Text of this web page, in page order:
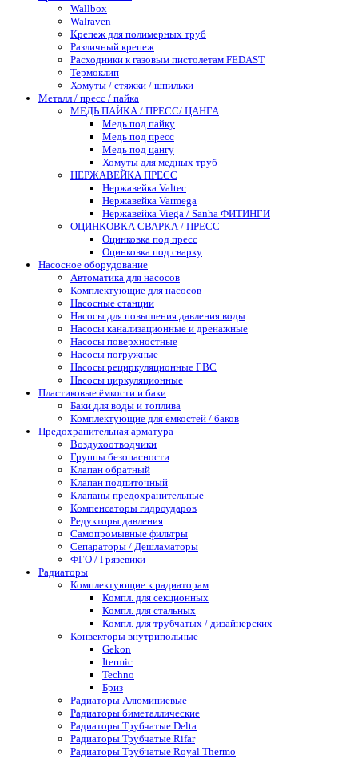
Wallbox
Walraven
Крепеж для полимерных труб
Различный крепеж
Расходники к газовым пистолетам FEDAST
Термоклип
Хомуты / стяжки / шпильки
Металл / пресс / пайка
МЕДЬ ПАЙКА / ПРЕСС/ ЦАНГА
Медь под пайку
Медь под пресс
Медь под цангу
Хомуты для медных труб
НЕРЖАВЕЙКА ПРЕСС
Нержавейка Valtec
Нержавейка Varmega
Нержавейка Viega / Sanha ФИТИНГИ
ОЦИНКОВКА СВАРКА / ПРЕСС
Оцинковка под пресс
Оцинковка под сварку
Насосное оборудование
Автоматика для насосов
Комплектующие для насосов
Насосные станции
Насосы для повышения давления воды
Насосы канализационные и дренажные
Насосы поверхностные
Насосы погружные
Насосы рециркуляционные ГВС
Насосы циркуляционные
Пластиковые ёмкости и баки
Баки для воды и топлива
Комплектующие для емкостей / баков
Предохранительная арматура
Воздухоотводчики
Группы безопасности
Клапан обратный
Клапан подпиточный
Клапаны предохранительные
Компенсаторы гидроударов
Редукторы давления
Самопромывные фильтры
Сепараторы / Дешламаторы
ФГО / Грязевики
Радиаторы
Комплектующие к радиаторам
Компл. для секционных
Компл. для стальных
Компл. для трубчатых / дизайнерских
Конвекторы внутрипольные
Gekon
Itermic
Techno
Бриз
Радиаторы Алюминиевые
Радиаторы биметаллические
Радиаторы Трубчатые Delta
Радиаторы Трубчатые Rifar
Радиаторы Трубчатые Royal Thermo